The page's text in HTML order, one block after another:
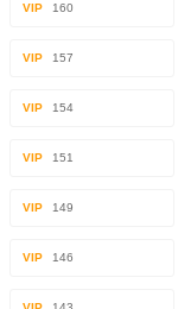
VIP 160
VIP 157
VIP 154
VIP 151
VIP 149
VIP 146